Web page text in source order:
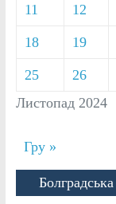
Листопад 2024
11 12
18 19
25 26
Гру »